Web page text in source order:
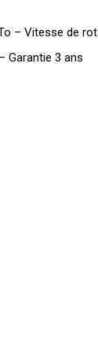
– Vitesse de
Garantie 3 ans